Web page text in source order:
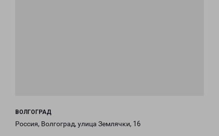
ВОЛГОГРАД
Россия, Волгоград, улица Землячки, 16